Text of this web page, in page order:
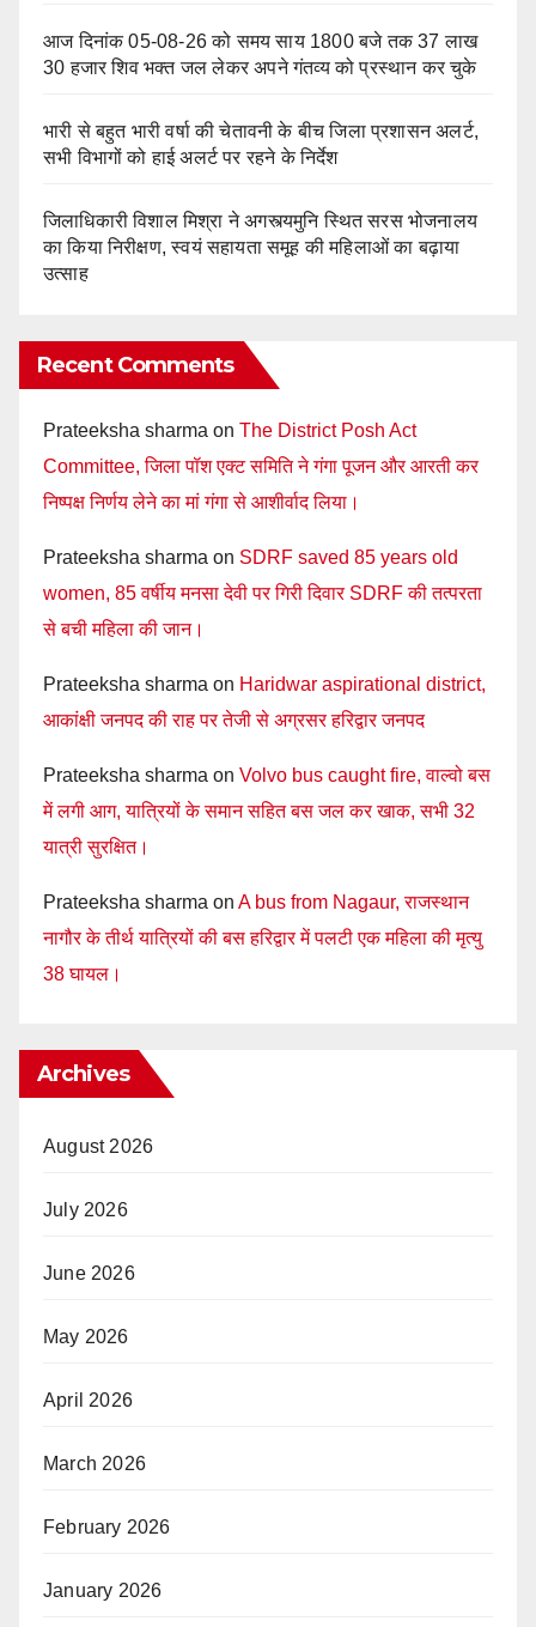
आज दिनांक 05-08-26 को समय साय 1800 बजे तक 37 लाख
30 हजार शिव भक्त जल लेकर अपने गंतव्य को प्रस्थान कर चुके
भारी से बहुत भारी वर्षा की चेतावनी के बीच जिला प्रशासन अलर्ट,
सभी विभागों को हाई अलर्ट पर रहने के निर्देश
जिलाधिकारी विशाल मिश्रा ने अगस्त्यमुनि स्थित सरस भोजनालय
का किया निरीक्षण, स्वयं सहायता समूह की महिलाओं का बढ़ाया
उत्साह
Recent Comments
Prateeksha sharma on The District Posh Act
Committee, जिला पॉश एक्ट समिति ने गंगा पूजन और आरती कर
निष्पक्ष निर्णय लेने का मां गंगा से आशीर्वाद लिया।
Prateeksha sharma on SDRF saved 85 years old
women, 85 वर्षीय मनसा देवी पर गिरी दिवार SDRF की तत्परता
से बची महिला की जान।
Prateeksha sharma on Haridwar aspirational district,
आकांक्षी जनपद की राह पर तेजी से अग्रसर हरिद्वार जनपद
Prateeksha sharma on Volvo bus caught fire, वाल्वो बस
में लगी आग, यात्रियों के समान सहित बस जल कर खाक, सभी 32
यात्री सुरक्षित।
Prateeksha sharma on A bus from Nagaur, राजस्थान
नागौर के तीर्थ यात्रियों की बस हरिद्वार में पलटी एक महिला की मृत्यु
38 घायल।
Archives
August 2026
July 2026
June 2026
May 2026
April 2026
March 2026
February 2026
January 2026